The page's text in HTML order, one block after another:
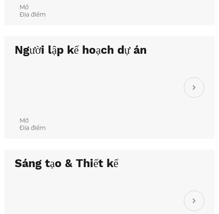
Mở
Địa điểm
Người lập kế hoạch dự án
Mở
Địa điểm
Sáng tạo & Thiết kế